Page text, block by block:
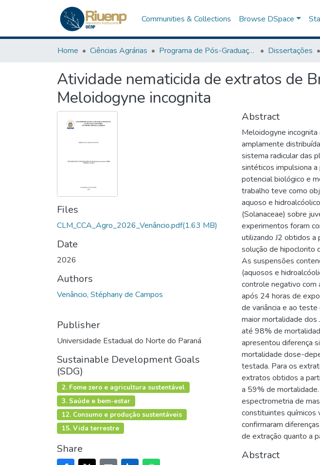
Communities & Collections Browse DSpace
Home Ciências Agrárias Programa de Pós-Graduação em Agronomia Dissertações
Atividade nematicida de extratos de
Meloidogyne incognita
Files
CLM_CCA_Agro_2026_Venâncio.pdf(1.63 MB)
Date
2026
Authors
Venâncio, Stéphany de Campos
Publisher
Universidade Estadual do Norte do Paraná
Sustainable Development Goals
(SDG)
2. Fome zero e agricultura sustentável
3. Saúde e bem-estar
12. Consumo e produção sustentáveis
15. Vida terrestre
Share
Abstract
Meloidogyne
amplamente
sistema radicular das
sintéticos impulsiona
potencial biológico e
trabalho teve como
aquoso e
(Solanaceae) sobre
experimentos foram
utilizando J2 obtidos a
solução de hipoclorito
As suspensões
(aquosos e
controle negativo com
após 24 horas de
de variância e ao
maior mortalidade dos
até 98% de
apresentou diferença
mortalidade dose-
testada. Para os
extratos obtidos a
a 59% de
espectrometria de
constituintes
confirmaram
de extração quanto a
Abstract